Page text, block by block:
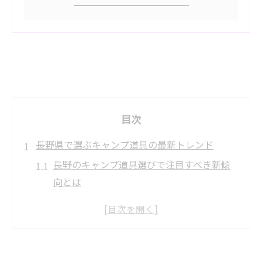
目次
長野県で選ぶキャンプ道具の最新トレンド
長野のキャンプ道具選びで注目すべき新傾
向とは
アウトドア好きが集う長野の最新キャンプ